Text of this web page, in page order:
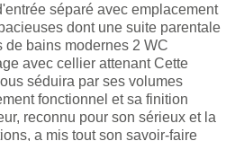
séparé avec emplacement
dont une suite parentale
bains modernes 2 WC
avec cellier attenant Cette
séduira par ses volumes
fonctionnel et sa finition
reconnu pour son sérieux et la
a mis tout son savoir-faire